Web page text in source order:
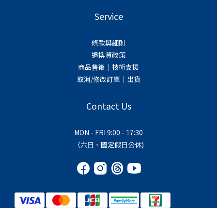
Service
條款與細則
退換貨政策
商品售後｜技術支援
取消/修改訂單｜出貨
Contact Us
MON - FRI 9:00 - 17:30
（六日、國定假日公休)